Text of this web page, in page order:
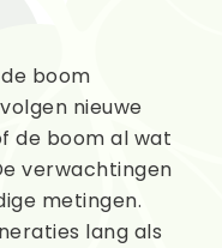
boom
nieuwe
de boom al wat
verwachtingen
metingen.
lang als